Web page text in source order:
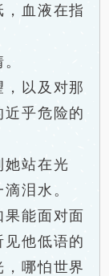
血液在指
以及对那
乎危险的
站在光
泪水。
能面对面
他低语的
哪怕世界